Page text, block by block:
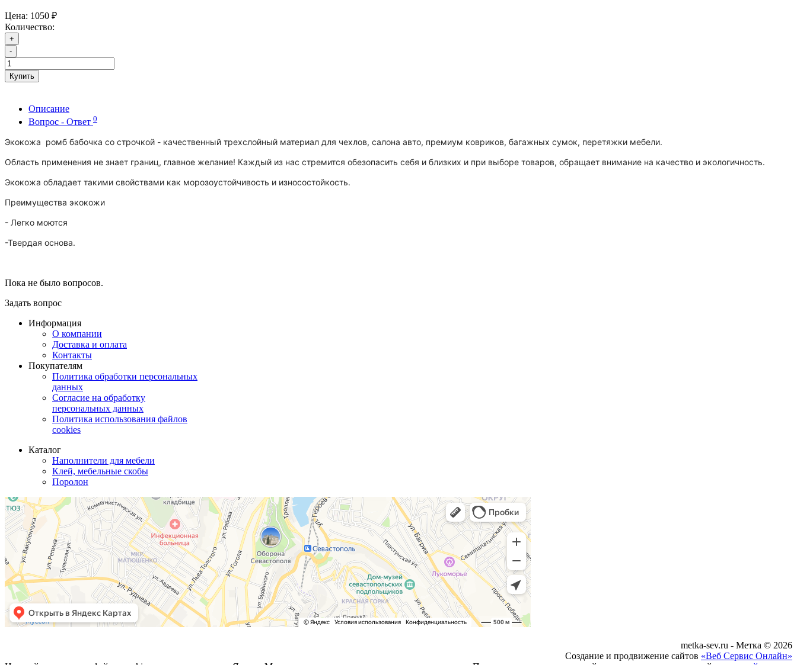
Цена: 1050 ₽
Количество:
+
-
Купить
Описание
Вопрос - Ответ 0
Экокожа ромб бабочка со строчкой - качественный трехслойный материал для чехлов, салона авто, премиум ковриков, багажных сумок, перетяжки мебели.
Область применения не знает границ, главное желание! Каждый из нас стремится обезопасить себя и близких и при выборе товаров, обращает внимание на качество и экологичность.
Экокожа обладает такими свойствами как морозоустойчивость и износостойкость.
Преимущества экокожи
- Легко моются
-Твердая основа.
Пока не было вопросов.
Задать вопрос
Информация
О компании
Доставка и оплата
Контакты
Покупателям
Политика обработки персональных
данных
Согласие на обработку
персональных данных
Политика использования файлов
cookies
Каталог
Наполнители для мебели
Клей, мебельные скобы
Поролон
metka-sev.ru - Метка © 2026
Создание и продвижение сайтов «Веб Сервис Онлайн»